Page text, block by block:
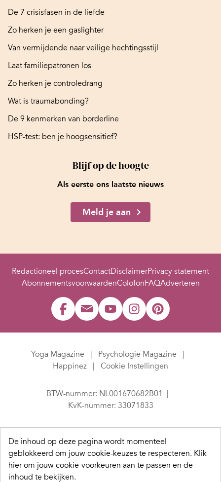
De 7 crisisfasen in de liefde
Zo herken je een gaslighter
Van vermijdende naar veilige hechtingsstijl
Laat familiepatronen los
Zo herken je controledrang
Wat is traumabonding?
De 9 kenmerken van borderline
HSP-test: ben je hoogsensitief?
Blijf op de hoogte
Als eerste ons laatste nieuws
Meld je aan
Redactioneel procesContactDisclaimerPrivacy statement
AbonnementsvoorwaardenColofonFAQAdverteren
Yoga Magazine
Psychologie Magazine
Happinez
Cookie Instellingen
BTW-nummer: NL001670682B01
KvK-nummer: 33071833
De inhoud op deze pagina wordt momenteel
geblokkeerd om jouw cookie-keuzes te respecteren. Klik
hier om jouw cookie-voorkeuren aan te passen en de
inhoud te bekijken.